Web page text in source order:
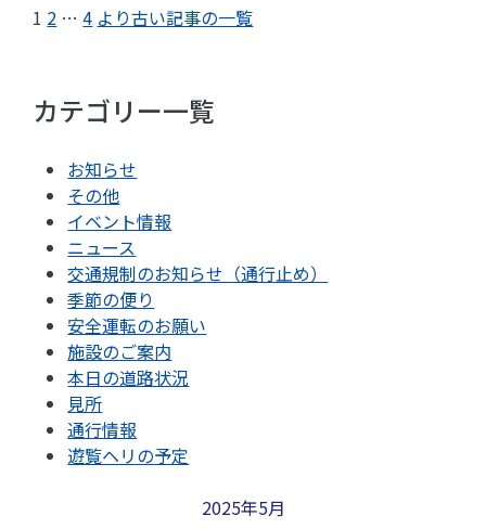
1 2 … 4 より古い記事の一覧
カテゴリー一覧
お知らせ
その他
イベント情報
ニュース
交通規制のお知らせ（通行止め）
季節の便り
安全運転のお願い
施設のご案内
本日の道路状況
見所
通行情報
遊覧ヘリの予定
2025年5月